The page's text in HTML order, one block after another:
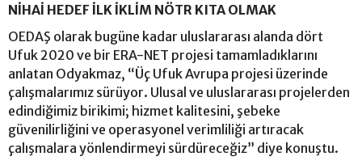
NİHAİ HEDEF İLK İKLİM NÖTR KITA OLMAK
OEDAŞ olarak bugüne kadar uluslararası alanda dört
Ufuk 2020 ve bir ERA-NET projesi tamamladıklarını
anlatan Odyakmaz, “Üç Ufuk Avrupa projesi üzerinde
çalışmalarımız sürüyor. Ulusal ve uluslararası projelerden
edindiğimiz birikimi; hizmet kalitesini, şebeke
güvenilirliğini ve operasyonel verimliliği artıracak
çalışmalara yönlendirmeyi sürdüreceğiz” diye konuştu.